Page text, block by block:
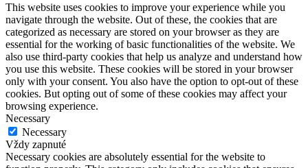
This website uses cookies to improve your experience while you
navigate through the website. Out of these, the cookies that are
categorized as necessary are stored on your browser as they are
essential for the working of basic functionalities of the website. We
also use third-party cookies that help us analyze and understand how
you use this website. These cookies will be stored in your browser
only with your consent. You also have the option to opt-out of these
cookies. But opting out of some of these cookies may affect your
browsing experience.
Necessary
Necessary
Vždy zapnuté
Necessary cookies are absolutely essential for the website to